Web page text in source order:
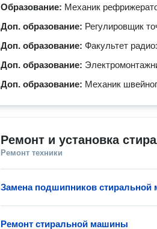
Образование: Механик
Доп. образование: Регулировщик
Доп. образование: Факультет
Доп. образование:
Доп. образование: Механик
Ремонт и установка
Ремонт техники
Замена подшипников
Ремонт стиральной машины